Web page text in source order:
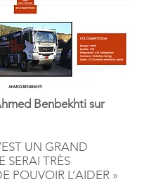
Benbekhti sur
UN GRAND
SERAI TRÈS
POUVOIR L’AIDER »